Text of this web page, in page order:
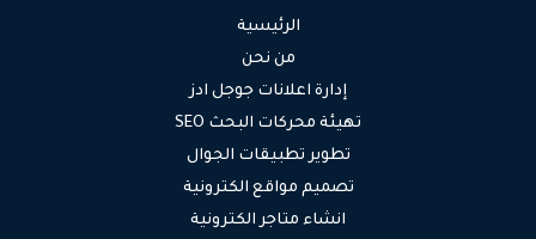
الرئيسية
من نحن
إدارة اعلانات جوجل ادز
تهيئة محركات البحث SEO
تطوير تطبيقات الجوال
تصميم مواقع الكترونية
انشاء متاجر الكترونية